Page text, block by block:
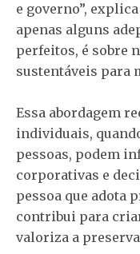
e governo”,
apenas alguns
perfeitos, é sobre
sustentáveis para
Essa abordagem
individuais,
pessoas, podem
corporativas e
pessoa que adota
contribui para
valoriza a